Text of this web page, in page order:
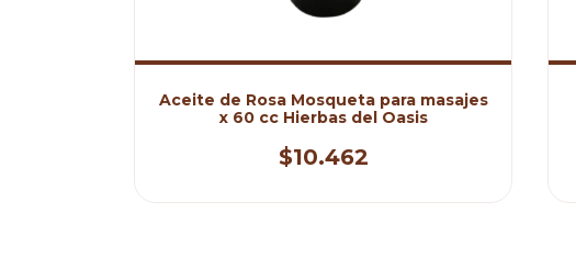
Aceite de Rosa Mosqueta para masajes
x 60 cc Hierbas del Oasis
$10.462